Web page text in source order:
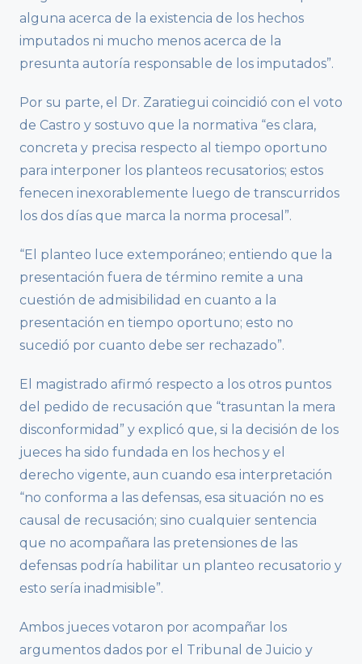
alguna acerca de la existencia de los hechos
imputados ni mucho menos acerca de la
presunta autoría responsable de los imputados”.
Por su parte, el Dr. Zaratiegui coincidió con el voto
de Castro y sostuvo que la normativa “es clara,
concreta y precisa respecto al tiempo oportuno
para interponer los planteos recusatorios; estos
fenecen inexorablemente luego de transcurridos
los dos días que marca la norma procesal”.
“El planteo luce extemporáneo; entiendo que la
presentación fuera de término remite a una
cuestión de admisibilidad en cuanto a la
presentación en tiempo oportuno; esto no
sucedió por cuanto debe ser rechazado”.
El magistrado afirmó respecto a los otros puntos
del pedido de recusación que “trasuntan la mera
disconformidad” y explicó que, si la decisión de los
jueces ha sido fundada en los hechos y el
derecho vigente, aun cuando esa interpretación
“no conforma a las defensas, esa situación no es
causal de recusación; sino cualquier sentencia
que no acompañara las pretensiones de las
defensas podría habilitar un planteo recusatorio y
esto sería inadmisible”.
Ambos jueces votaron por acompañar los
argumentos dados por el Tribunal de Juicio y